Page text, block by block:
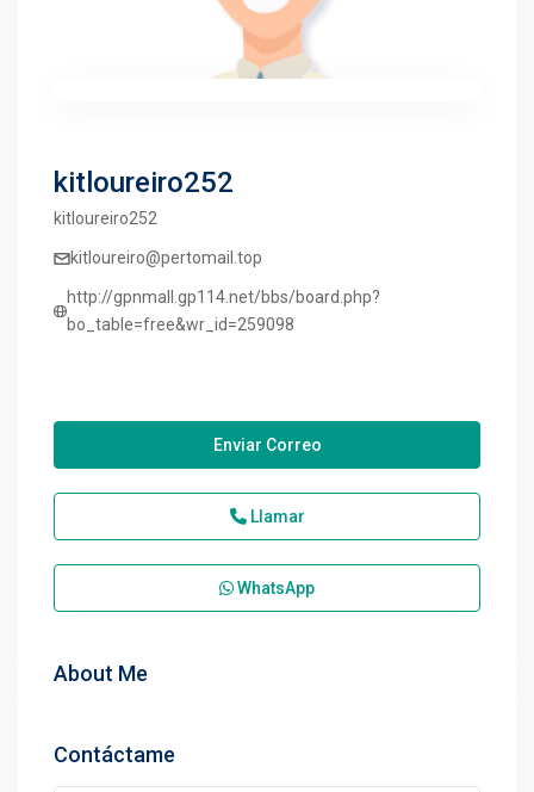
kitloureiro252
kitloureiro252
kitloureiro@pertomail.top
http://gpnmall.gp114.net/bbs/board.php?
bo_table=free&wr_id=259098
Enviar Correo
Llamar
WhatsApp
About Me
Contáctame